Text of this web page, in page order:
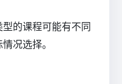
的课程可能有不同
况选择。